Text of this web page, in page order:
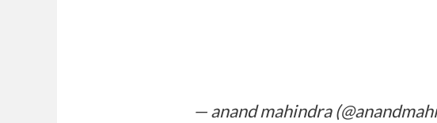
— anand mahindra